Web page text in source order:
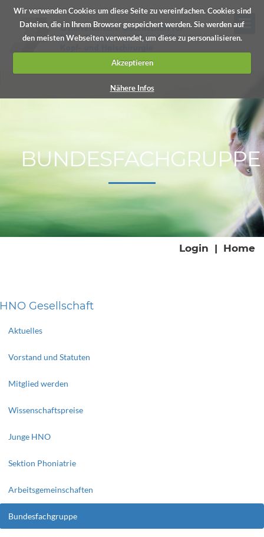
Wir verwenden Cookies um diese Seite zu vereinfachen. Cookies sind
Dateien, die in Ihrem Browser gespeichert werden. Sie werden auf
den meisten Webseiten verwendet, um diese zu personalisieren.
Akzeptieren
Nähere Infos
BUNDESFACHGRUPPE
Login | Home
HNO Gesellschaft
Aktuelles
Vorstand und Statuten
Mitglied werden
Wissenschaftspreise
Junge HNO
Sektion Phoniatrie
Arbeitsgemeinschaften
Bundesfachgruppe